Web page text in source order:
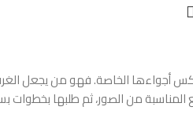
الخاصة. فهو من يجعل الغرف
من الصور، ثم طلبها